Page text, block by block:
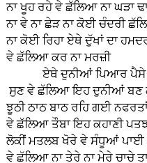
ਨਾ ਖੂਹ ਰਹੇ ਵੇ ਛੱਲਿਆ ਨਾ ਘੜਾ
ਨਾ ਵੇ ਨਾ ਛੇੜ ਨਾ ਕੋਈ ਚੰਦਰੀ
ਨਾ ਕੋਈ ਰਿਹਾ ਏਥੇ ਦੁੱਖਾਂ ਦਾ
ਵੇ ਛੱਲਿਆ ਕਰ ਨਾ ਮਰਜ਼ੀ
ਏਥੇ ਦੁਨੀਆਂ ਪਿਆਰ ਪੈਸੇ ਨੂੰ
ਸੁਣ ਵੇ ਛੱਲਿਆ ਇਹ ਦੁਨੀਆਂ ਬਣ
ਝੂਠੀ ਠਾਠ ਬਾਠ ਰਹਿ ਗਈ
ਵੇ ਛੱਲਿਆ ਤੌਬਾ ਇਹ ਕਹਾਣੀ
ਲੋਕੀਂ ਮਤਲਬ ਖੋਰੇ ਵੇ ਸੰਧੂਆਂ ਪਾਈ
ਵੇ ਛੱਲਿਆ ਨਾ ਤੇਰੇ ਨਾ ਮੇਰੇ ਚਾਚੇ